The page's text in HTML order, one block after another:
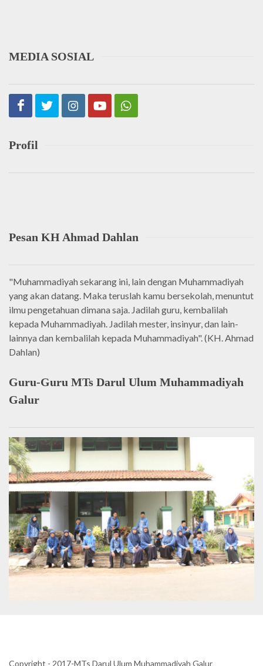
MEDIA SOSIAL
Profil
Pesan KH Ahmad Dahlan
"Muhammadiyah sekarang ini, lain dengan Muhammadiyah
yang akan datang. Maka teruslah kamu bersekolah, menuntut
ilmu pengetahuan dimana saja. Jadilah guru, kembalilah
kepada Muhammadiyah. Jadilah mester, insinyur, dan lain-
lainnya dan kembalilah kepada Muhammadiyah". (KH. Ahmad
Dahlan)
Guru-Guru MTs Darul Ulum Muhammadiyah
Galur
Copyright - 2017-MTs Darul Ulum Muhammadiyah Galur